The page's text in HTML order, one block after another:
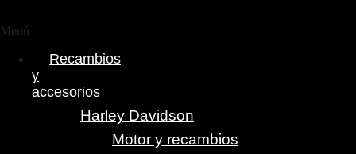
Menú
Recambios
y
accesorios
Harley Davidson
Motor y recambios